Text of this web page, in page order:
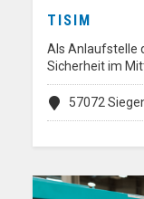
TISIM
Als Anlaufstelle
Sicherheit im
57072